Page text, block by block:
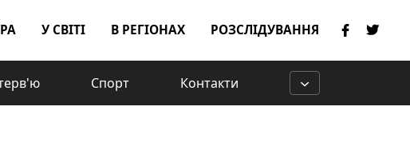
У СВІТІ В РЕГІОНАХ РОЗСЛІДУВАННЯ
Спорт Контакти